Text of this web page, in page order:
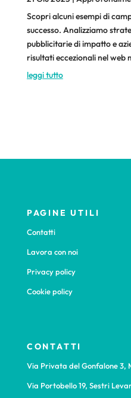
Scopri alcuni esempi di
successo. Analizziamo
pubblicitarie di impatto e
risultati eccezionali nel web
leggi tutto
PAGINE UTILI
Contatti
Lavora con noi
Privacy policy
Cookie policy
CONTATTI
Via Privata del Gonfalone 3,
Via Portobello 19, Sestri